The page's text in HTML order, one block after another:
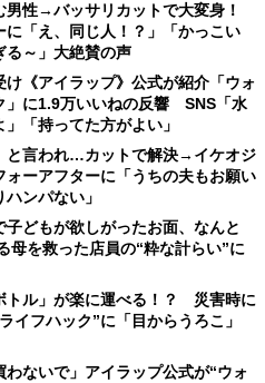
男性→バッサリカットで大変身！
に「え、同じ人！？」「かっこい
る～」大絶賛の声
け《アイラップ》公式が紹介「ウォ
」に1.9万いいねの反響 SNS「水
「持ってた方がよい」
と言われ…カットで解決→イケオジ
ーアフターに「うちの夫もお願い
ンパない」
子どもが欲しがったお面、なんと
を救った店員の“粋な計らい”に
トル」が楽に運べる！？ 災害時に
イフハック”に「目からうろこ」
わないで」アイラップ公式が“ウォ